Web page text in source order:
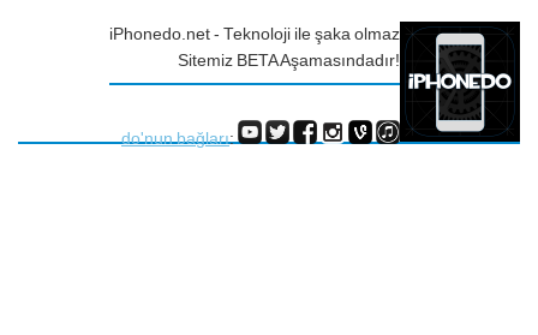
iPhonedo.net - Teknoloji ile şaka olmaz
Sitemiz BETA Aşamasındadır!
do'nun bağları: